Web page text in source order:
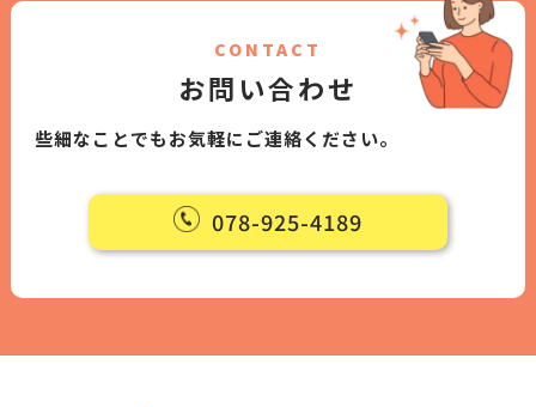
CONTACT
お問い合わせ
些細なことでもお気軽にご連絡ください。
078-925-4189